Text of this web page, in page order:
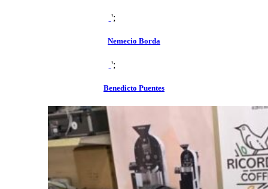
';
Nemecio Borda
';
Benedicto Puentes